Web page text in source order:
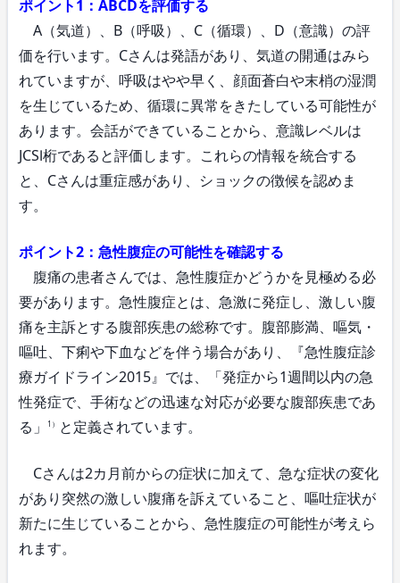
ポイント1：ABCDを評価する
A（気道）、B（呼吸）、C（循環）、D（意識）の評
価を行います。Cさんは発語があり、気道の開通はみら
れていますが、呼吸はやや早く、顔面蒼白や末梢の湿潤
を生じているため、循環に異常をきたしている可能性が
あります。会話ができていることから、意識レベルは
JCSⅠ桁であると評価します。これらの情報を統合する
と、Cさんは重症感があり、ショックの徴候を認めま
す。
ポイント2：急性腹症の可能性を確認する
腹痛の患者さんでは、急性腹症かどうかを見極める必
要があります。急性腹症とは、急激に発症し、激しい腹
痛を主訴とする腹部疾患の総称です。腹部膨満、嘔気・
嘔吐、下痢や下血などを伴う場合があり、『急性腹症診
療ガイドライン2015』では、「発症から1週間以内の急
性発症で、手術などの迅速な対応が必要な腹部疾患であ
る」
1） と定義されています。
Cさんは2カ月前からの症状に加えて、急な症状の変化
があり突然の激しい腹痛を訴えていること、嘔吐症状が
新たに生じていることから、急性腹症の可能性が考えら
れます。